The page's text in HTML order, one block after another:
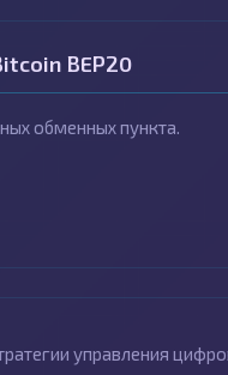
BEP20
обменных пункта.
управления